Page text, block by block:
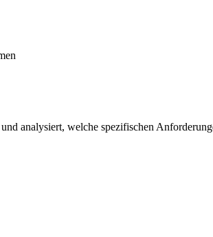
analysiert, welche spezifischen